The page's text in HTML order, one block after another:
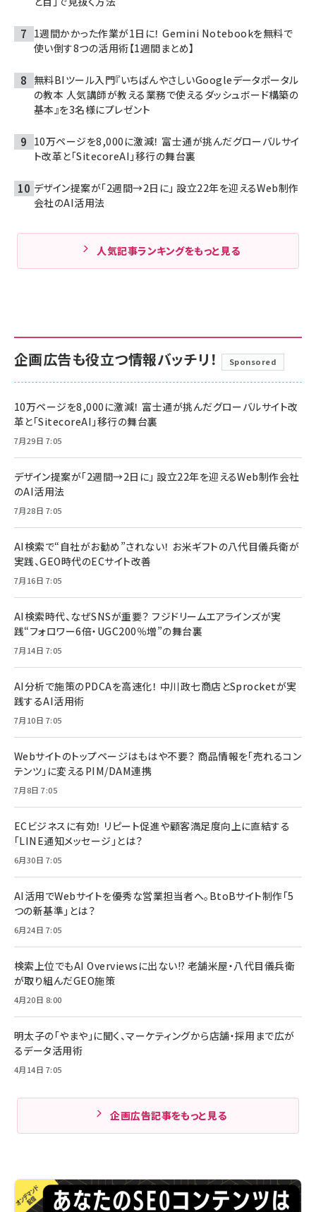
1週間かかった作業が1日に！ Gemini Notebookを無料で
使い倒す8つの活用術【1週間まとめ】
無料BIツール入門『いちばんやさしいGoogleデータポータル
の教本 人気講師が教える業務で使えるダッシュボード構築の
基本』を3名様にプレゼント
10万ページを8,000に激減！ 富士通が挑んだグローバルサイ
ト改革と「SitecoreAI」移行の舞台裏
デザイン提案が「2週間→2日に」 設立22年を迎えるWeb制作
会社のAI活用法
人気記事ランキングをもっと見る
企画広告も役立つ情報バッチリ！ Sponsored
10万ページを8,000に激減！ 富士通が挑んだグローバルサイト改
革と「SitecoreAI」移行の舞台裏
7月29日 7:05
デザイン提案が「2週間→2日に」 設立22年を迎えるWeb制作会社
のAI活用法
7月28日 7:05
AI検索で“自社がお勧め”されない！ お米ギフトの八代目儀兵衛が
実践、GEO時代のECサイト改善
7月16日 7:05
AI検索時代、なぜSNSが重要？ フジドリームエアラインズが実
践“フォロワー6倍・UGC200％増”の舞台裏
7月14日 7:05
AI分析で施策のPDCAを高速化！ 中川政七商店とSprocketが実
践するAI活用術
7月10日 7:05
Webサイトのトップページはもはや不要？ 商品情報を「売れるコン
テンツ」に変えるPIM/DAM連携
7月8日 7:05
ECビジネスに有効！ リピート促進や顧客満足度向上に直結する
「LINE通知メッセージ」とは？
6月30日 7:05
AI活用でWebサイトを優秀な営業担当者へ。BtoBサイト制作「5
つの新基準」とは？
6月24日 7:05
検索上位でもAI Overviewsに出ない!? 老舗米屋・八代目儀兵衛
が取り組んだGEO施策
4月20日 8:00
明太子の「やまや」に聞く、マーケティングから店舗・採用まで広が
るデータ活用術
4月14日 7:05
企画広告記事をもっと見る